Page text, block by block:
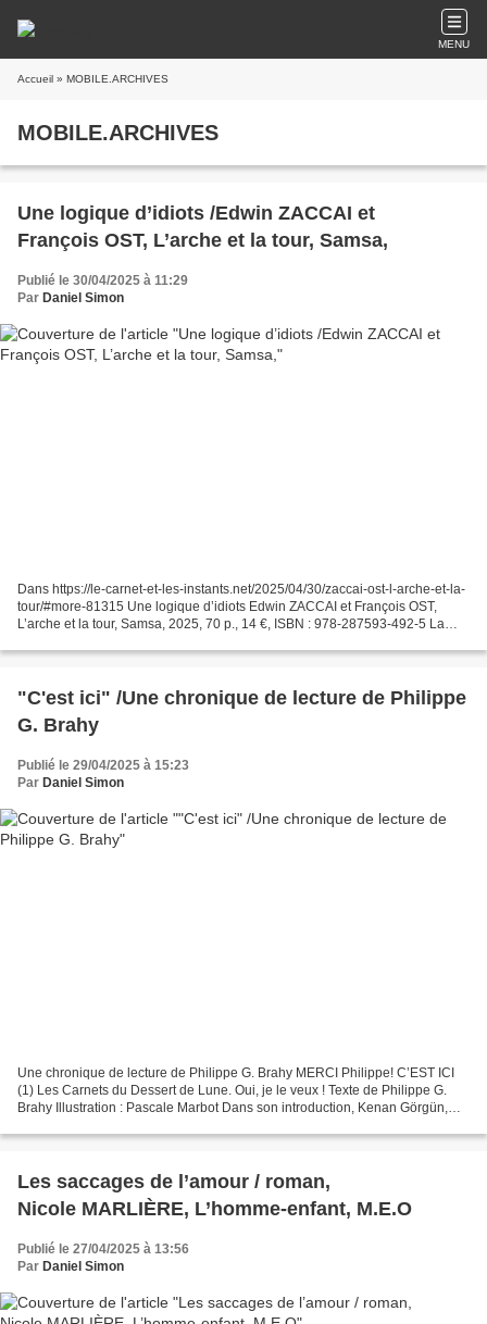
MENU
Accueil » MOBILE.ARCHIVES
MOBILE.ARCHIVES
Une logique d’idiots /Edwin ZACCAI et
François OST, L’arche et la tour, Samsa,
Publié le 30/04/2025 à 11:29
Par Daniel Simon
Dans https://le-carnet-et-les-instants.net/2025/04/30/zaccai-ost-l-arche-et-la-
tour/#more-81315 Une logique d’idiots Edwin ZACCAI et François OST,
L’arche et la tour, Samsa, 2025, 70 p., 14 €, ISBN : 978-287593-492-5 La
"C'est ici" /Une chronique de lecture de Philippe
G. Brahy
Publié le 29/04/2025 à 15:23
Par Daniel Simon
Une chronique de lecture de Philippe G. Brahy MERCI Philippe! C’EST ICI
(1) Les Carnets du Dessert de Lune. Oui, je le veux ! Texte de Philippe G.
Brahy Illustration : Pascale Marbot Dans son introduction, Kenan Görgün,
Les saccages de l’amour / roman,
Nicole MARLIÈRE, L’homme-enfant, M.E.O
Publié le 27/04/2025 à 13:56
Par Daniel Simon